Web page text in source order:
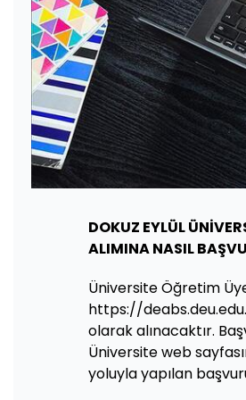
DOKUZ EYLÜL
ALIMINA NASIL
Üniversite Öğretim
https://
olarak alınacaktır.
Üniversite web
yoluyla yapılan